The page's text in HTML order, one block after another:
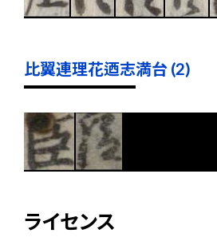
比翼連理花迺志満台 (2)
ライセンス